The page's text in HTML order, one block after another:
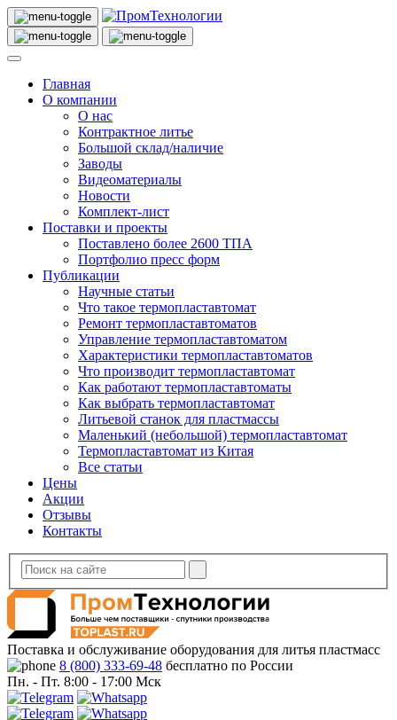
Главная
О компании
О нас
Контрактное литье
Большой склад/наличие
Заводы
Видеоматериалы
Новости
Комплект-лист
Поставки и проекты
Поставлено более 2600 ТПА
Портфолио пресс форм
Публикации
Научные статьи
Что такое термопластавтомат
Ремонт термопластавтоматов
Управление термопластавтоматом
Характеристики термопластавтоматов
Что производит термопластавтомат
Как работают термопластавтоматы
Как выбрать термопластавтомат
Литьевой станок для пластмассы
Маленький (небольшой) термопластавтомат
Термопластавтомат из Китая
Все статьи
Цены
Акции
Отзывы
Контакты
Поставка и обслуживание оборудования для литья пластмасс
8 (800) 333-69-48 бесплатно по России
Пн. - Пт. 8:00 - 17:00 Мск